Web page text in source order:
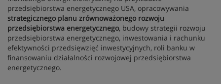
przedsiębiorstwa energetycznego USA, opracowywania
strategicznego planu zrównoważonego rozwoju
przedsiębiorstwa energetycznego, budowy strategii rozwoju
przedsiębiorstwa energetycznego, inwestowania i rachunku
efektywności przedsięwzięć inwestycyjnych, roli banku w
finansowaniu działalności rozwojowej przedsiębiorstwa
energetycznego.